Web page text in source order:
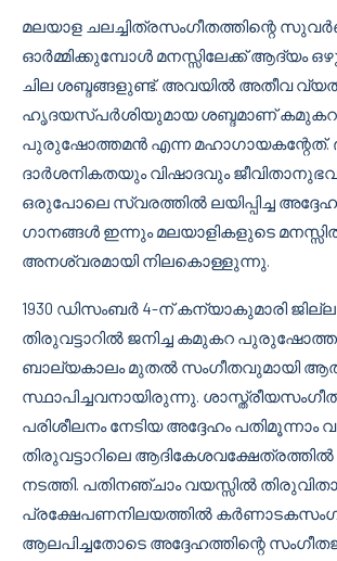
മലയാള ചലച്ചിത്രസംഗീതത്തിന്റെ
ഓർമ്മിക്കുമ്പോൾ മനസ്സിലേക്ക് ആദ്യം
ചില ശബ്ദങ്ങളുണ്ട്. അവയിൽ അതീവ
ഹൃദയസ്പർശിയുമായ ശബ്ദമാണ് കമുകറ
പുരുഷോത്തമൻ എന്ന മഹാഗായകന്റേത്.
ദാർശനികതയും വിഷാദവും
ഒരുപോലെ സ്വരത്തിൽ ലയിപ്പിച്ച
ഗാനങ്ങൾ ഇന്നും മലയാളികളുടെ
അനശ്വരമായി നിലകൊള്ളുന്നു.
1930 ഡിസംബർ 4-ന് കന്യാകുമാരി
തിരുവട്ടാറിൽ ജനിച്ച കമുകറ
ബാല്യകാലം മുതൽ സംഗീതവുമായി
സ്ഥാപിച്ചവനായിരുന്നു.
പരിശീലനം നേടിയ അദ്ദേഹം പതിമൂന്നാം
തിരുവട്ടാറിലെ ആദികേശവക്ഷേത്രത്തിൽ
നടത്തി. പതിനഞ്ചാം വയസ്സിൽ
പ്രക്ഷേപണനിലയത്തിൽ
ആലപിച്ചതോടെ അദ്ദേഹത്തിന്റെ